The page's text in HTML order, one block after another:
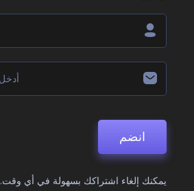
انضم
يمكنك إلغاء اشتراكك بسهولة في أي وقت.